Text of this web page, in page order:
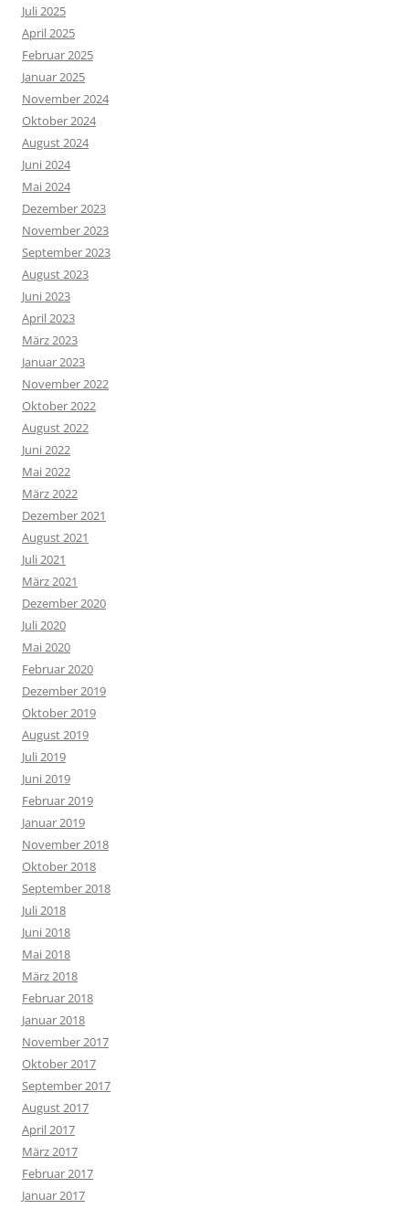
Juli 2025
April 2025
Februar 2025
Januar 2025
November 2024
Oktober 2024
August 2024
Juni 2024
Mai 2024
Dezember 2023
November 2023
September 2023
August 2023
Juni 2023
April 2023
März 2023
Januar 2023
November 2022
Oktober 2022
August 2022
Juni 2022
Mai 2022
März 2022
Dezember 2021
August 2021
Juli 2021
März 2021
Dezember 2020
Juli 2020
Mai 2020
Februar 2020
Dezember 2019
Oktober 2019
August 2019
Juli 2019
Juni 2019
Februar 2019
Januar 2019
November 2018
Oktober 2018
September 2018
Juli 2018
Juni 2018
Mai 2018
März 2018
Februar 2018
Januar 2018
November 2017
Oktober 2017
September 2017
August 2017
April 2017
März 2017
Februar 2017
Januar 2017